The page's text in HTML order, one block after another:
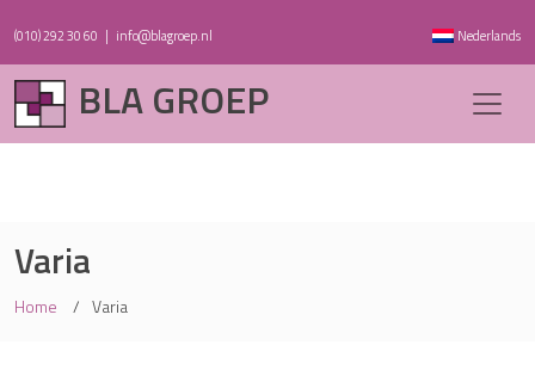
(010) 292 30 60 | info@blagroep.nl Nederlands
BLA GROEP
Varia
Home Varia